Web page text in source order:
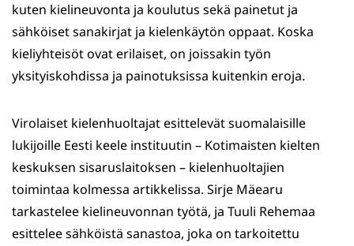
kuten kielineuvonta ja koulutus sekä painetut ja
sähköiset sanakirjat ja kielenkäytön oppaat. Koska
kieliyhteisöt ovat erilaiset, on joissakin työn
yksityiskohdissa ja painotuksissa kuitenkin eroja.
Virolaiset kielenhuoltajat esittelevät suomalaisille
lukijoille Eesti keele instituutin – Kotimaisten kielten
keskuksen sisaruslaitoksen – kielenhuoltajien
toimintaa kolmessa artikkelissa. Sirje Mäearu
tarkastelee kielineuvonnan työtä, ja Tuuli Rehemaa
esittelee sähköistä sanastoa, joka on tarkoitettu